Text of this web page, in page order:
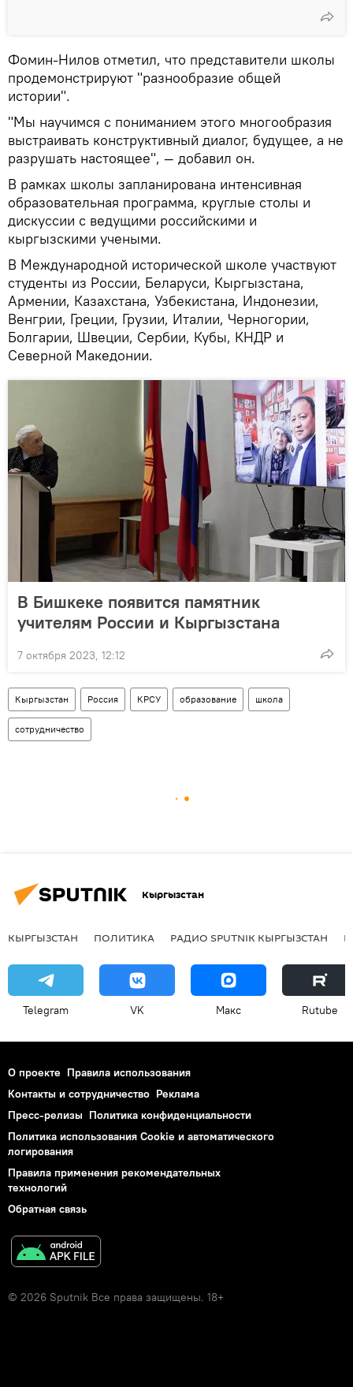
Фомин-Нилов отметил, что представители школы
продемонстрируют "разнообразие общей
истории".
"Мы научимся с пониманием этого многообразия
выстраивать конструктивный диалог, будущее, а не
разрушать настоящее", — добавил он.
В рамках школы запланирована интенсивная
образовательная программа, круглые столы и
дискуссии с ведущими российскими и
кыргызскими учеными.
В Международной исторической школе участвуют
студенты из России, Беларуси, Кыргызстана,
Армении, Казахстана, Узбекистана, Индонезии,
Венгрии, Греции, Грузии, Италии, Черногории,
Болгарии, Швеции, Сербии, Кубы, КНДР и
Северной Македонии.
В Бишкеке появится памятник
учителям России и Кыргызстана
7 октября 2023, 12:12
Кыргызстан Россия КРСУ образование школа
сотрудничество
Кыргызстан
КЫРГЫЗСТАН ПОЛИТИКА РАДИО SPUTNIK КЫРГЫЗСТАН
Telegram VK Макс Rutube
О проекте Правила использования
Контакты и сотрудничество Реклама
Пресс-релизы Политика конфиденциальности
Политика использования Cookie и автоматического
логирования
Правила применения рекомендательных
технологий
Обратная связь
© 2026 Sputnik Все права защищены. 18+